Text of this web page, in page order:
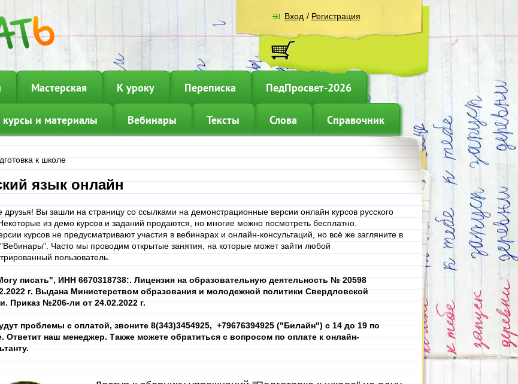
Вход / Регистрация
Мастерская К уроку Переписка ПедПросвет-2026
и материалы Вебинары Тексты Слова Справочник
к школе
язык онлайн
друзья! Вы зашли на страницу со ссылками на демонстрационные версии онлайн курсов русского
из демо курсов и заданий продаются, но многие можно посмотреть бесплатно.
курсов не предусматривают участия в вебинарах и онлайн-консультаций, но всё же загляните в
Часто мы проводим открытые занятия, на которые может зайти любой
пользователь.
писать", ИНН6670318738:. Лицензия на образовательную деятельность № 20598
г. Выдана Министерством образования и молодежной политики Свердловской
Приказ №206-ли от 24.02.2022 г.
проблемы с оплатой, звоните 8(343)3454925, +79676394925 ("Билайн") с 14 до 19 по
Ответит наш менеджер. Также можете обратиться с вопросом по оплате к онлайн-